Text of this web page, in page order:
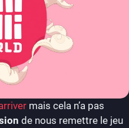
mais cela n’a pas
de nous remettre le jeu